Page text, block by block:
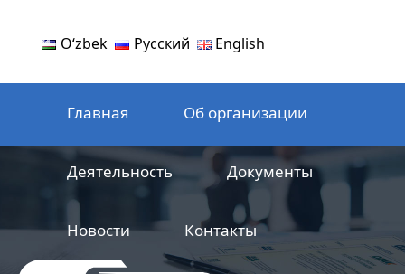
Oʻzbek Русский English
Главная Об организации
Деятельность Документы
Новости Контакты